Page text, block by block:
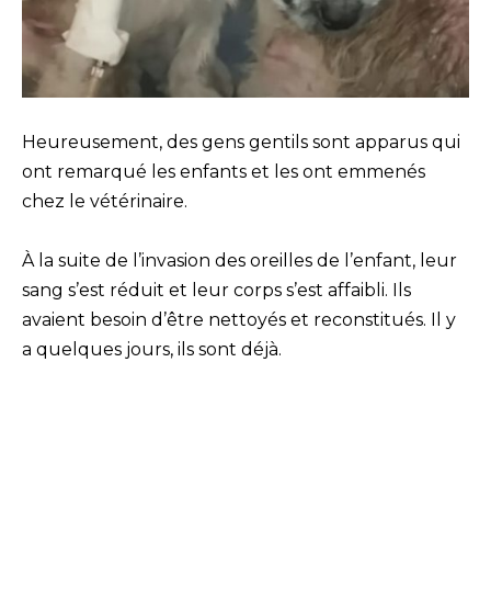
Heureusement, des gens gentils sont apparus qui
ont remarqué les enfants et les ont emmenés
chez le vétérinaire.
À la suite de l’invasion des oreilles de l’enfant, leur
sang s’est réduit et leur corps s’est affaibli. Ils
avaient besoin d’être nettoyés et reconstitués. Il y
a quelques jours, ils sont déjà.